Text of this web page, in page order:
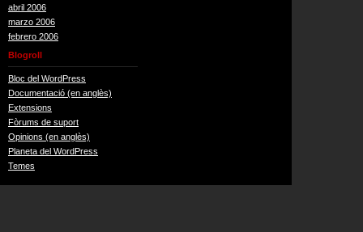
abril 2006
marzo 2006
febrero 2006
Blogroll
Bloc del WordPress
Documentació (en anglès)
Extensions
Fòrums de suport
Opinions (en anglès)
Planeta del WordPress
Temes